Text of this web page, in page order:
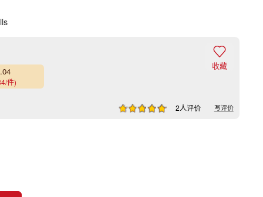
2人评价 写评价
件)

收藏